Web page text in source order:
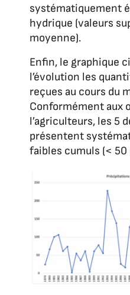
systématiquement
hydrique (valeurs
moyenne).
Enfin, le graphique
l’évolution les
reçues au cours du
Conformément aux
l’agriculteurs, les 5
présentent
faibles cumuls (< 50